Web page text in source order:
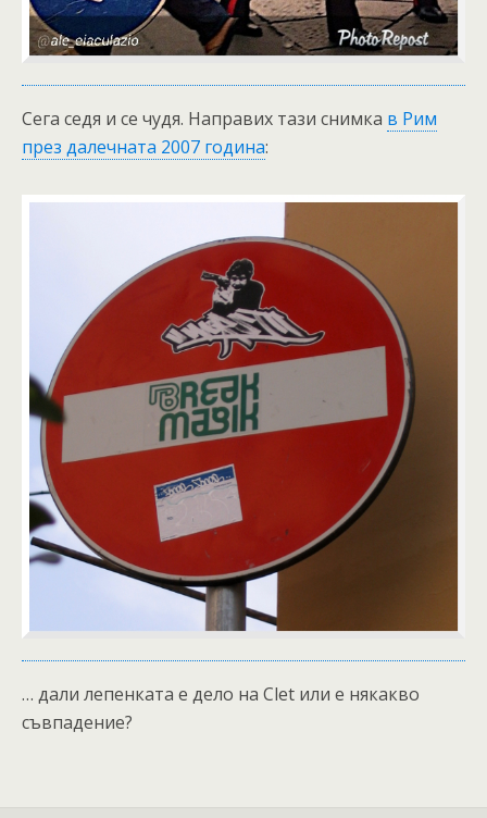
Сега седя и се чудя. Направих тази снимка в Рим
през далечната 2007 година:
… дали лепенката е дело на Clet или е някакво
съвпадение?